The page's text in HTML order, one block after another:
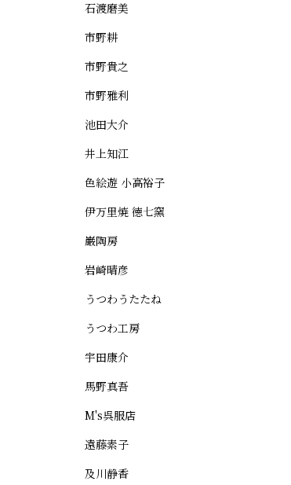
石渡磨美
市野耕
市野貴之
市野雅利
池田大介
井上知江
色絵遊 小高裕子
伊万里焼 徳七窯
巌陶房
岩崎晴彦
うつわうたたね
うつわ工房
宇田康介
馬野真吾
M's呉服店
遠藤素子
及川静香